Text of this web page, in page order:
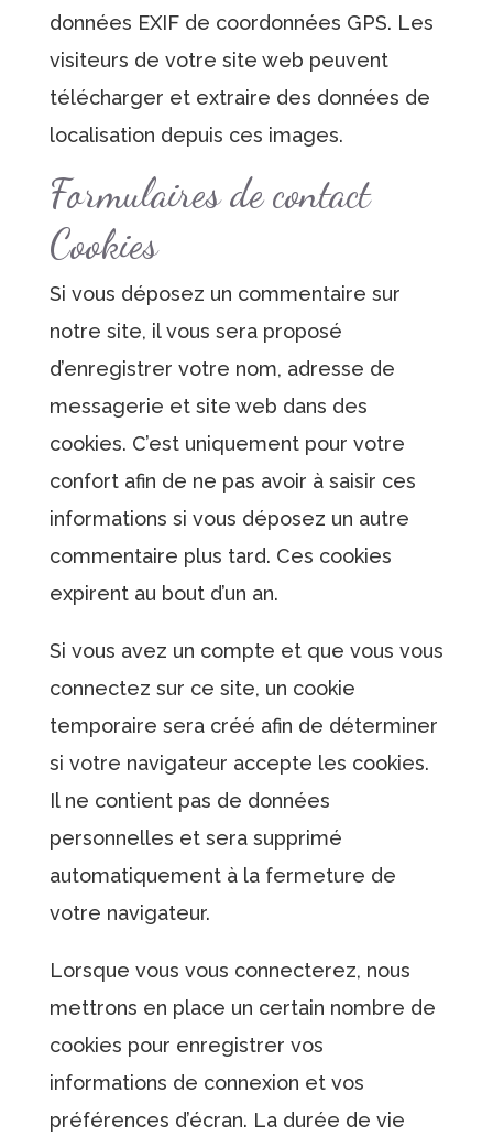
données EXIF de coordonnées GPS. Les
visiteurs de votre site web peuvent
télécharger et extraire des données de
localisation depuis ces images.
Formulaires de contact
Cookies
Si vous déposez un commentaire sur
notre site, il vous sera proposé
d’enregistrer votre nom, adresse de
messagerie et site web dans des
cookies. C’est uniquement pour votre
confort afin de ne pas avoir à saisir ces
informations si vous déposez un autre
commentaire plus tard. Ces cookies
expirent au bout d’un an.
Si vous avez un compte et que vous vous
connectez sur ce site, un cookie
temporaire sera créé afin de déterminer
si votre navigateur accepte les cookies.
Il ne contient pas de données
personnelles et sera supprimé
automatiquement à la fermeture de
votre navigateur.
Lorsque vous vous connecterez, nous
mettrons en place un certain nombre de
cookies pour enregistrer vos
informations de connexion et vos
préférences d’écran. La durée de vie